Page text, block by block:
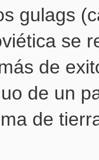
gulags
se
de
de un
de